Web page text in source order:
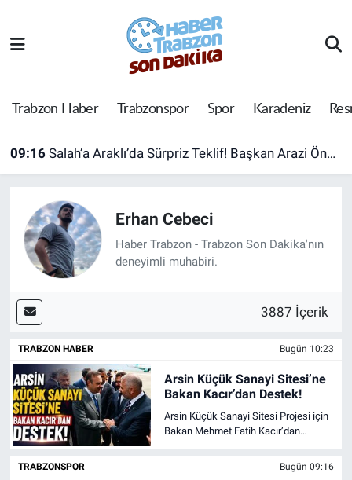
Trabzon Haber Trabzonspor Spor Karadeniz
09:16 Salah’a Araklı’da Sürpriz Teklif! Başkan Arazi Önerdi
Erhan Cebeci
Haber Trabzon - Trabzon Son Dakika'nın
deneyimli muhabiri.
3887 İçerik
TRABZON HABER Bugün 10:23
Arsin Küçük Sanayi Sitesi’ne
Bakan Kacır’dan Destek!
Arsin Küçük Sanayi Sitesi Projesi için
Bakan Mehmet Fatih Kacır’dan
Bilgin projenin ayrıntılarını açıkladı.
TRABZONSPOR Bugün 09:16
Trabzon Haber
Trabzonspor
Resmi Reklam
Yazarlar
Perde Arkası
Trabzon Nöbetçi Eczaneler
Trabzon Hava Durumu
Süper Lig Puan Durumu ve Fikstür
Tüm Manşetler
Son Dakika Haberleri